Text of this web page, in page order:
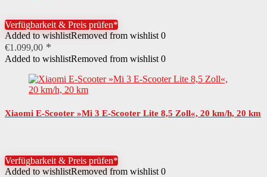
Verfügbarkeit & Preis prüfen*
Added to wishlistRemoved from wishlist 0
€1.099,00
Added to wishlistRemoved from wishlist 0
Xiaomi E-Scooter »Mi 3 E-Scooter Lite 8,5 Zoll«, 20 km/h, 20 km
Verfügbarkeit & Preis prüfen*
Added to wishlistRemoved from wishlist 0